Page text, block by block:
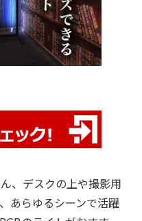
、デスクの上や撮影用
あらゆるシーンで活躍